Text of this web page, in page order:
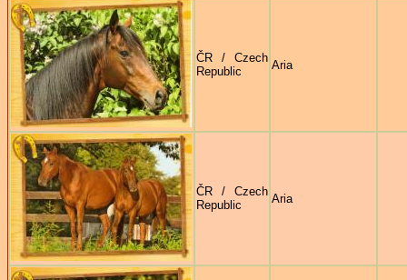
ČR / Czech
Republic
Aria
ČR / Czech
Republic
Aria